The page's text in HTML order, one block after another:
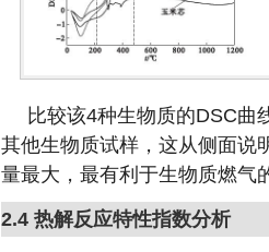
比较该4种生物质的DSC曲
其他生物质试样，这从侧面说
量最大，最有利于生物质燃气
2.4 热解反应特性指数分析